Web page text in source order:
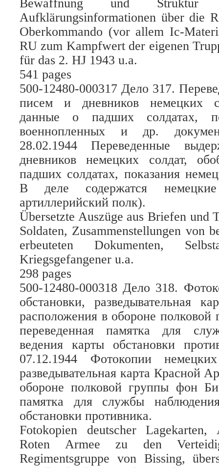
Bewaffnung und Struktur
Aufklärungsinformationen über die
Oberkommando (vor allem Ic-
RU zum Kampfwert der eigenen
für das 2. HJ 1943 u.a.
541 pages
500-12480-000317 Дело 317.
писем и дневников немецких
данные о падших солдатах,
военнопленных и др.
28.02.1944 Переведенные
дневников немецких солдат,
падших солдатах, показания
В деле содержатся
артиллерийский полк).
Übersetzte Auszüge aus Briefen und
Soldaten, Zusammenstellungen von
erbeuteten Dokumenten,
Kriegsgefangener u.a.
298 pages
500-12480-000318 Дело 318.
обстановки, разведывательная
расположения в обороне
переведенная памятка для
ведения карты обстановки
07.12.1944 Фотокопии
разведывательная карта Красной
обороне полковой группы фон
памятка для службы
обстановки противника.
Fotokopien deutscher Lagekarten,
Roten Armee zu den
Regimentsgruppe von Bissing,